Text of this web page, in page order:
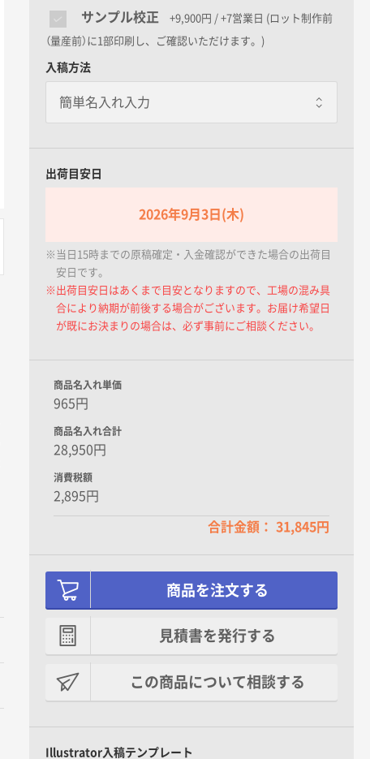
サンプル校正 +9,900円 / +7営業日 (ロット制作前
（量産前）に1部印刷し、ご確認いただけます。)
入稿方法
出荷目安日
2026年9月3日(木)
※当日15時までの原稿確定・入金確認ができた場合の出荷目
安日です。
※出荷目安日はあくまで目安となりますので、工場の混み具
合により納期が前後する場合がございます。お届け希望日
が既にお決まりの場合は、必ず事前にご相談ください。
商品名入れ単価
965円
商品名入れ合計
28,950円
消費税額
2,895円
合計金額： 31,845円
商品を注文する
見積書を発行する
この商品について相談する
Illustrator入稿テンプレート